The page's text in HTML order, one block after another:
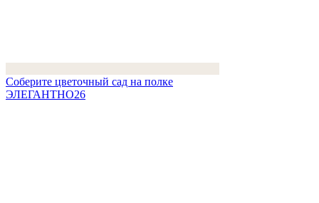
Соберите цветочный сад на полке
ЭЛЕГАНТНО26